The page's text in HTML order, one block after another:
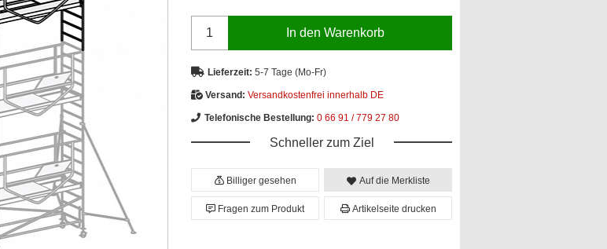
In den Warenkorb
Lieferzeit: 5-7 Tage (Mo-Fr)
Versand: Versandkostenfrei innerhalb DE
Telefonische Bestellung: 0 66 91 / 779 27 80
Schneller zum Ziel
Billiger gesehen Auf die Merkliste
Fragen zum Produkt Artikelseite drucken